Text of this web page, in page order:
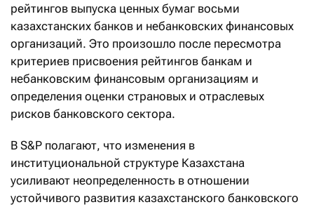
рейтингов выпуска ценных бумаг восьми
казахстанских банков и небанковских финансовых
организаций. Это произошло после пересмотра
критериев присвоения рейтингов банкам и
небанковским финансовым организациям и
определения оценки страновых и отраслевых
рисков банковского сектора.
В S&P полагают, что изменения в
институциональной структуре Казахстана
усиливают неопределенность в отношении
устойчивого развития казахстанского банковского